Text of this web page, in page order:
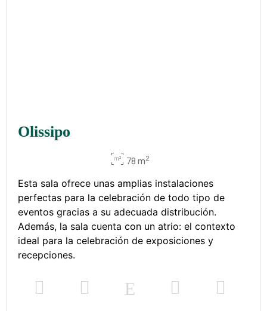
Olissipo
78 m2
Esta sala ofrece unas amplias instalaciones
perfectas para la celebración de todo tipo de
eventos gracias a su adecuada distribución.
Además, la sala cuenta con un atrio: el contexto
ideal para la celebración de exposiciones y
recepciones.